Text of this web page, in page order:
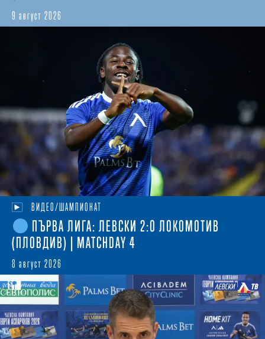
9 август 2026
ВИДЕО/ШАМПИОНАТ
ПЪРВА ЛИГА: ЛЕВСКИ 2:0 ЛОКОМОТИВ
(ПЛОВДИВ) | MATCHDAY 4
8 август 2026